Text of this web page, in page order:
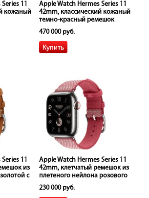
11
кожаный
Apple Watch Hermes Series 11
42mm, классический кожаный
темно-красный ремешок
470 000 руб.
11
из
с
Apple Watch Hermes Series 11
42mm, клетчатый ремешок из
плетеного нейлона розового
цвета
230 000 руб.